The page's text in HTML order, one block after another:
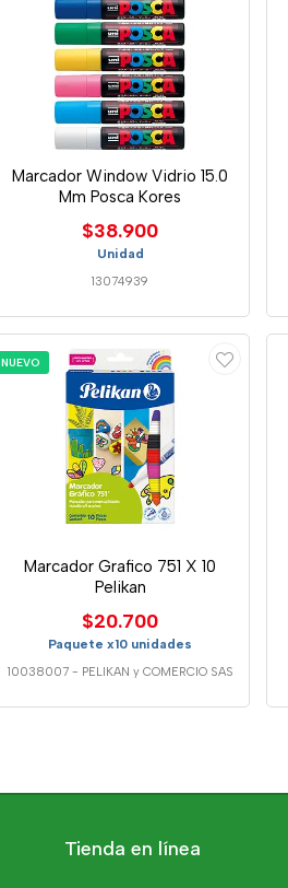
Marcador Window Vidrio 15.0
Mm Posca Kores
$38.900
Unidad
13074939
NUEVO
Marcador Grafico 751 X 10
Pelikan
$20.700
Paquete x10 unidades
10038007 - PELIKAN y COMERCIO SAS
Tienda en línea